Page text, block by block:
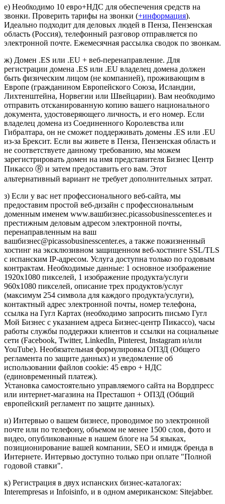
е) Необходимо 10 евро+НДС для обеспечения средств на
звонки. Проверить тарифы на звонки (+информация).
Идеально подходит для деловых людей в Пенза, Пензенская
область (Россия), телефонный разговор отправляется по
электронной почте. Ежемесячная рассылка сводок по звонкам.
ж) Домен .ES или .EU + веб-перенаправление. Для
регистрации домена .ES или .EU владелец домена должен
быть физическим лицом (не компанией), проживающим в
Европе (гражданином Европейского Союза, Исландии,
Лихтенштейна, Норвегии или Швейцарии). Вам необходимо
отправить отсканированную копию вашего национального
документа, удостоверяющего личность, и его номер. Если
владелец домена из Соединенного Королевства или
Гибралтара, он не сможет поддерживать домены .ES или .EU
из-за Брексит. Если вы живете в Пенза, Пензенская область и
не соответствуете данному требованию, мы можем
зарегистрировать домен на имя представителя Бизнес Центр
Пикассо Ⓡ и затем предоставить его вам. Этот
альтернативный вариант не требует дополнительных затрат.
з) Если у вас нет профессионального веб-сайта, мы
предоставим простой веб-дизайн с профессиональным
доменным именем www.вашбизнес.picassobusinesscenter.es и
престижным деловым адресом электронной почты,
перенаправленным на ваш
вашбизнес@picassobusinesscenter.es, а также пожизненный
хостинг на эксклюзивном защищенном веб-хостинге SSL/TLS
с испанским IP-адресом. Услуга доступна только по годовым
контрактам. Необходимые данные: 1 основное изображение
1920x1080 пикселей, 1 изображение продукта/услуги
960x1080 пикселей, описание трех продуктов/услуг
(максимум 254 символа для каждого продукта/услуги),
контактный адрес электронной почты, номер телефона,
ссылка на Гугл Картах (необходимо запросить письмо Гугл
Мой Бизнес с указанием адреса Бизнес-центр Пикассо), часы
работы службы поддержки клиентов и ссылки на социальные
сети (Facebook, Twitter, LinkedIn, Pinterest, Instagram и/или
YouTube). Необязательная формулировка ОПЗД (Общего
регламента по защите данных) и уведомление об
использовании файлов cookie: 45 евро + НДС
(единовременный платеж).
Установка самостоятельно управляемого сайта на Вордпресс
или интернет-магазина на Престашоп + ОПЗД (Общий
европейский регламент по защите данных).
и) Интервью о вашем бизнесе, проводимое по электронной
почте или по телефону, объемом не менее 1500 слов, фото и
видео, опубликованные в нашем блоге на 54 языках,
позиционирование вашей компании, SEO и имидж бренда в
Интернете. Интервью доступно только при оплате "Полной
годовой ставки".
к) Регистрация в двух испанских бизнес-каталогах:
Interempresas и Infoisinfo, и в одном американском: Sitejabber.